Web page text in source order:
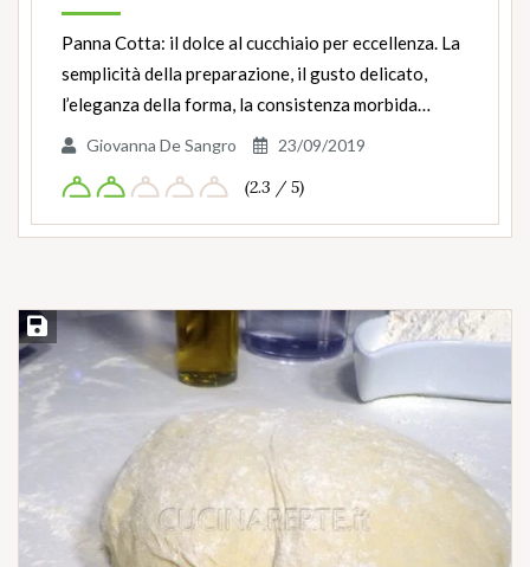
Panna Cotta: il dolce al cucchiaio per eccellenza. La
semplicità della preparazione, il gusto delicato,
l’eleganza della forma, la consistenza morbida…
Giovanna De Sangro 23/09/2019
(2.3 / 5)
Salva ricetta